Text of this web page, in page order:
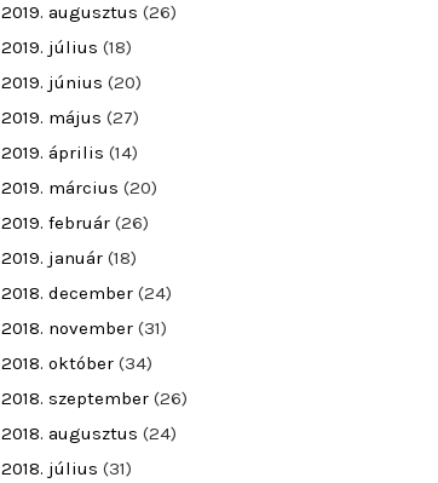
2019. augusztus (26)
2019. július (18)
2019. június (20)
2019. május (27)
2019. április (14)
2019. március (20)
2019. február (26)
2019. január (18)
2018. december (24)
2018. november (31)
2018. október (34)
2018. szeptember (26)
2018. augusztus (24)
2018. július (31)